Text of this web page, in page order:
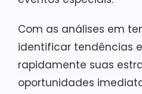
Com as análises em
identificar tendências
rapidamente suas
oportunidades